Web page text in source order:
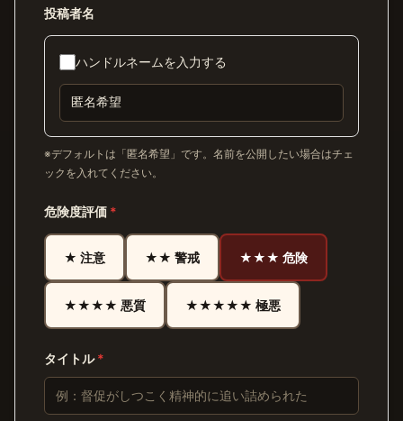
投稿者名
ハンドルネームを入力する
※デフォルトは「匿名希望」です。名前を公開したい場合はチェ
ックを入れてください。
危険度評価 *
★ 注意 ★★ 警戒 ★★★ 危険
★★★★ 悪質 ★★★★★ 極悪
タイトル*